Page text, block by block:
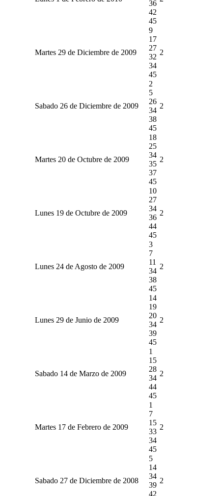
36
42
45
Martes 29 de Diciembre de 2009
9
17
27
32
34
45
2
Sabado 26 de Diciembre de 2009
2
5
26
34
38
45
2
Martes 20 de Octubre de 2009
18
25
34
35
37
45
2
Lunes 19 de Octubre de 2009
10
27
34
36
44
45
2
Lunes 24 de Agosto de 2009
3
7
11
34
38
45
2
Lunes 29 de Junio de 2009
14
19
20
34
39
45
2
Sabado 14 de Marzo de 2009
1
15
28
34
44
45
2
Martes 17 de Febrero de 2009
1
7
15
33
34
45
2
Sabado 27 de Diciembre de 2008
5
14
34
39
42
2